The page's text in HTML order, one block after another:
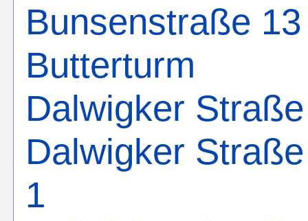
Bunsenstraße 13
Butterturm
Dalwigker Straße
Dalwigker Straße
1